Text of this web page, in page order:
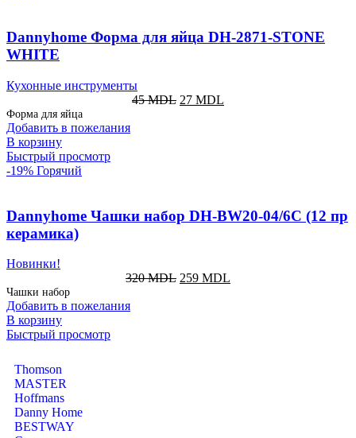
Dannyhome Форма для яйца DH-2871-STONE
WHITE
Кухонные инструменты
45MDL 27 MDL
Форма для яйца
Добавить в пожелания
В корзину
Быстрый просмотр
-19% Горячий
Dannyhome Чашки набор DH-BW20-04/6C (12 пр
керамика)
Новинки!
320MDL 259 MDL
Чашки набор
Добавить в пожелания
В корзину
Быстрый просмотр
Thomson
MASTER
Hoffmans
Danny Home
BESTWAY